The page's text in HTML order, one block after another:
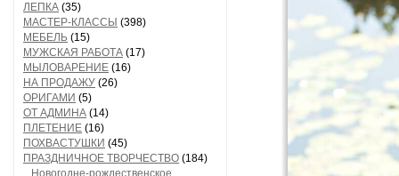
ЛЕПКА (35)
МАСТЕР-КЛАССЫ (398)
МЕБЕЛЬ (15)
МУЖСКАЯ РАБОТА (17)
МЫЛОВАРЕНИЕ (16)
НА ПРОДАЖУ (26)
ОРИГАМИ (5)
ОТ АДМИНА (14)
ПЛЕТЕНИЕ (16)
ПОХВАСТУШКИ (45)
ПРАЗДНИЧНОЕ ТВОРЧЕСТВО (184)
Новогодне-рождественское